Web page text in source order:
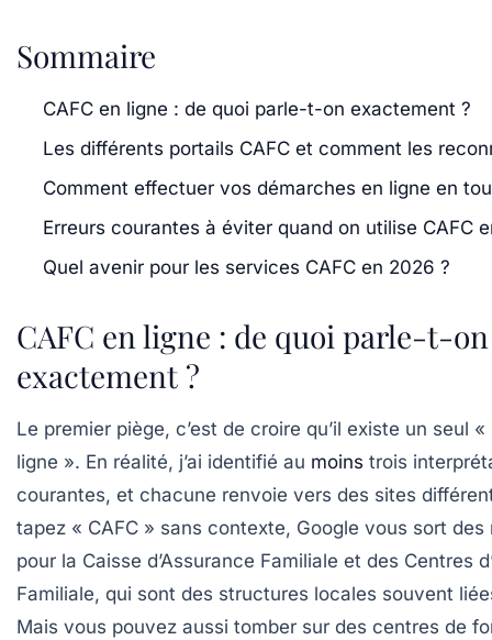
Sommaire
CAFC en ligne : de quoi parle-t-on exactement ?
Les différents portails CAFC et comment les
Comment effectuer vos démarches en ligne en
Erreurs courantes à éviter quand on utilise CAFC
Quel avenir pour les services CAFC en 2026 ?
CAFC en ligne : de quoi parle-t-on
exactement ?
Le premier piège, c’est de croire qu’il existe un seul «
ligne ». En réalité, j’ai identifié au moins trois
courantes, et chacune renvoie vers des sites
tapez « CAFC » sans contexte, Google vous sort des
pour la Caisse d’Assurance Familiale et des Centres
Familiale, qui sont des structures locales souvent
Mais vous pouvez aussi tomber sur des centres de